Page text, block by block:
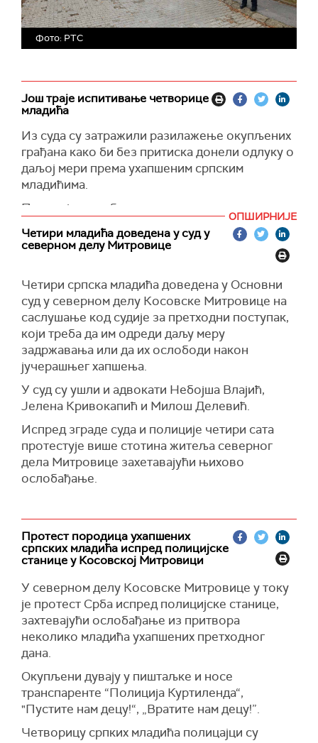
Фото: РТС
Још траје испитивање четворице
младића
Из суда су затражили разилажење окупљених
грађана како би без притиска донели одлуку o
даљој мери према ухапшеним српским
младићима.
Полицајци су обукли панцире и ставили
шлемове, дошли су и на улицама распоређени
специјалци са блинидраним возилима.
ОПШИРНИЈЕ
Четири младића доведена у суд у
северном делу Митровице
Четири српска младића доведена у Основни
суд у северном делу Косовске Митровице на
саслушање код судије за претходни поступак,
који треба да им одреди даљу меру
задржавања или да их ослободи након
јучерашњег хапшења.
У суд су ушли и адвокати Небојша Влајић,
Јелена Кривокапић и Милош Делевић.
Испред зграде суда и полиције четири сата
протестује више стотина житеља северног
дела Митровице захетавајући њихово
ослобађање.
Протест породица ухапшених
српских младића испред полицијске
станице у Косовској Митровици
У северном делу Косовске Митровице у току
је протест Срба испред полицијске станице,
захтевајући ослобађање из притвора
неколико младића ухапшених претходног
дана.
Окупљени дувају у пиштаљке и носе
транспаренте “Полиција Куртиленда“,
"Пустите нам децу!“, „Вратите нам децу!”.
Четворицу српких младића полицајци су